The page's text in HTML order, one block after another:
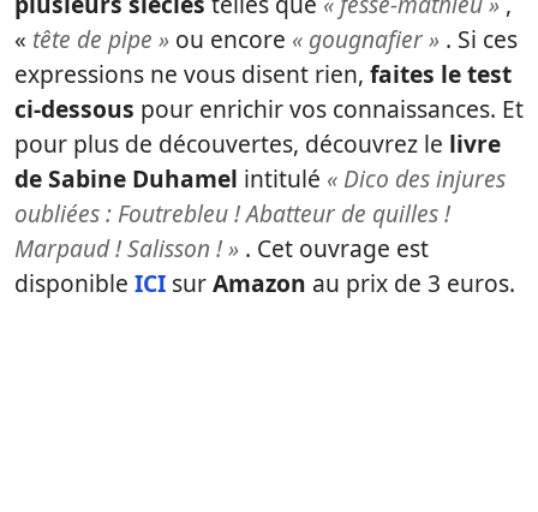
« tête de pipe » ou encore « gougnafier » . Si ces
expressions ne vous disent rien, faites le test
ci-dessous pour enrichir vos connaissances. Et
pour plus de découvertes, découvrez le livre
de Sabine Duhamel intitulé « Dico des injures
oubliées : Foutrebleu ! Abatteur de quilles !
Marpaud ! Salisson ! » . Cet ouvrage est
disponible ICI surAmazon au prix de 3 euros.